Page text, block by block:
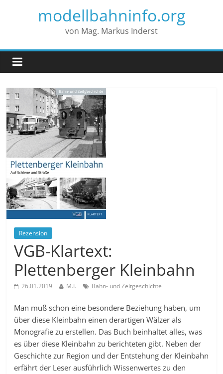
modellbahninfo.org
von Mag. Markus Inderst
Rezension
VGB-Klartext:
Plettenberger Kleinbahn
26.01.2019 M.I. Bahn- und Zeitgeschichte
Man muß schon eine besondere Beziehung haben, um
über diese Kleinbahn einen derartigen Wälzer als
Monografie zu erstellen. Das Buch beinhaltet alles, was
es über diese Kleinbahn zu berichteten gibt. Neben der
Geschichte zur Region und der Entstehung der Kleinbahn
erfährt der Leser ausführlich Wissenwertes zu den